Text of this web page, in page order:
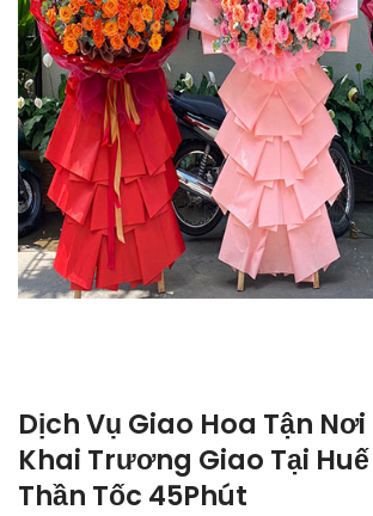
Dịch Vụ Giao Hoa Tận
Khai Trương Giao Tại
Thần Tốc 45Phút